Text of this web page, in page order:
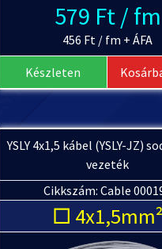
579 Ft / fm
456 Ft / fm + ÁFA
Készleten
YSLY 4x1,5 kábel (YSLY-JZ)
vezeték
Cikkszám: Cable
□ 4x1,5mm²